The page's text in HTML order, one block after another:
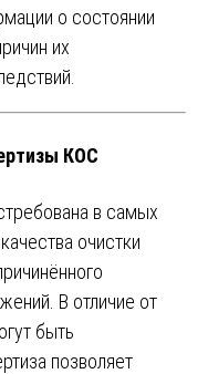
о состоянии
их
КОС
в самых
очистки
В отличие от
быть
позволяет